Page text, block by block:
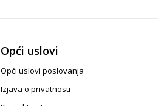
Opći uslovi
Opći uslovi poslovanja
Izjava o privatnosti